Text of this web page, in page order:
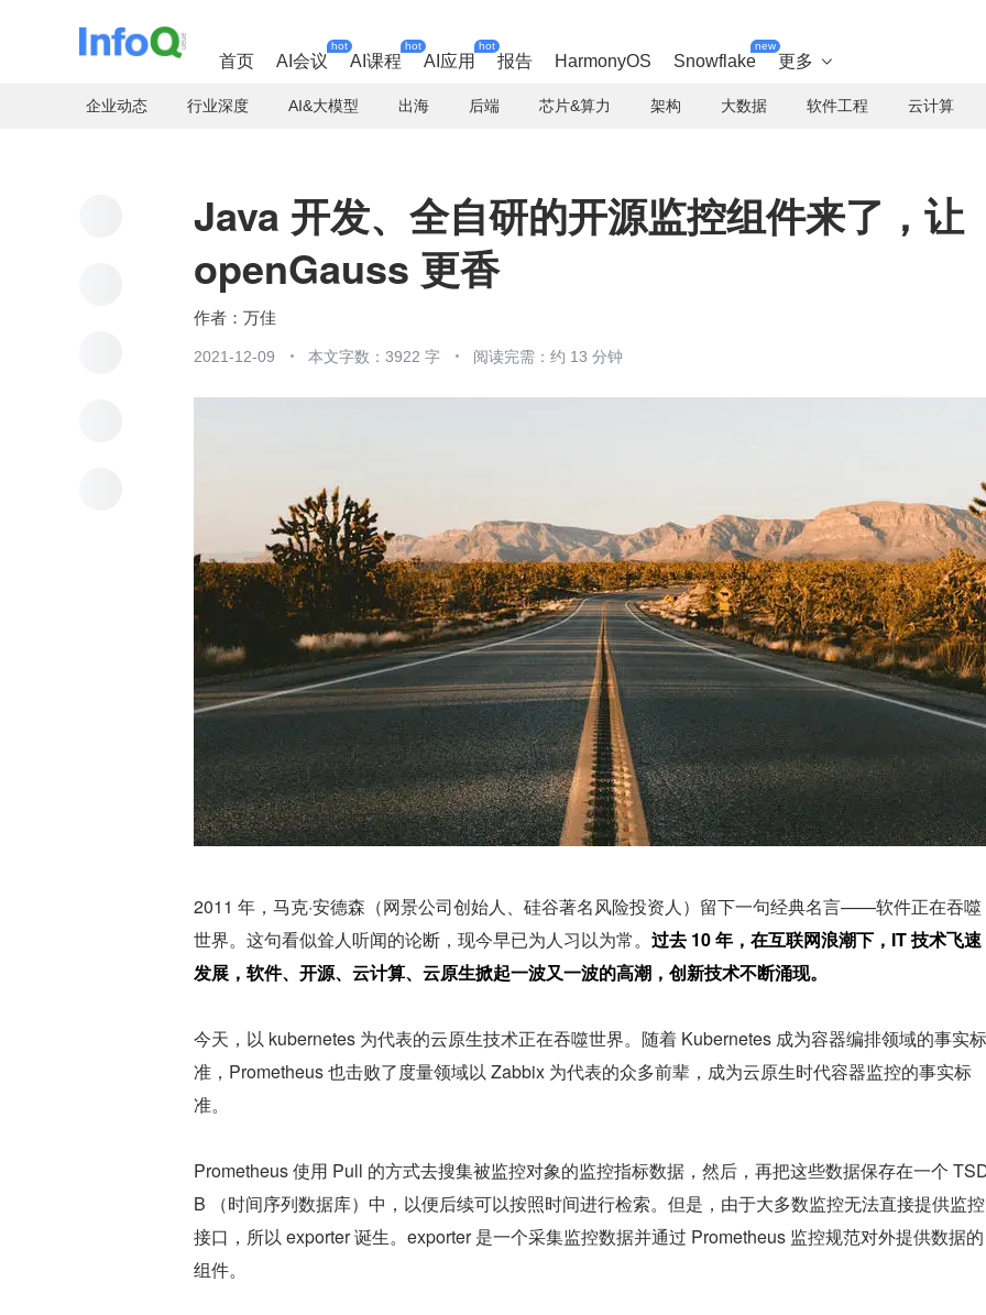
首页 AI会议
hot
AI课程
hot
AI应用
hot
报告 HarmonyOS Snowflake
new
更多 
企业动态 行业深度 AI&大模型 出海 后端 芯片&算力 架构 大数据 软件工程 云计算
Java 开发、全自研的开源监控组件来了，让
openGauss 更香
万佳
2021-12-09 本文字数：3922 字 阅读完需：约 13 分钟
2011 年，马克·安德森（网景公司创始人、硅谷著名风险投资人）留下一句经典名言——软件正在吞噬
世界。这句看似耸人听闻的论断，现今早已为人习以为常。 过去 10 年，在互联网浪潮下，IT 技术飞速
发展，软件、开源、云计算、云原生掀起一波又一波的高潮，创新技术不断涌现。
今天，以 kubernetes 为代表的云原生技术正在吞噬世界。随着 Kubernetes 成为容器编排领域的事实标
准，Prometheus 也击败了度量领域以 Zabbix 为代表的众多前辈，成为云原生时代容器监控的事实标
准。
Prometheus 使用 Pull 的方式去搜集被监控对象的监控指标数据，然后，再把这些数据保存在一个
B （时间序列数据库）中，以便后续可以按照时间进行检索。但是，由于大多数监控无法直接提供监控
接口，所以 exporter 诞生。exporter 是一个采集监控数据并通过 Prometheus 监控规范对外提供数据的
组件。